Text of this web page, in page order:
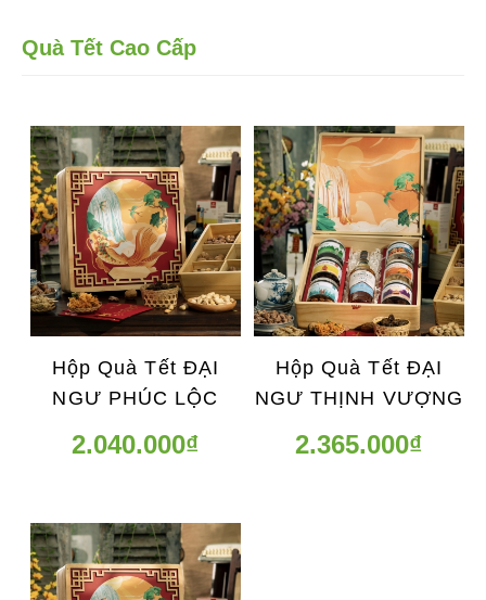
Quà Tết Cao Cấp
Hộp Quà Tết ĐẠI
NGƯ PHÚC LỘC
2.040.000₫
Hộp Quà Tết ĐẠI
NGƯ THỊNH VƯỢNG
2.365.000₫